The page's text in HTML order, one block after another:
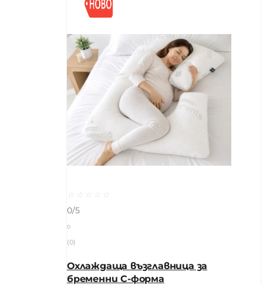
☆ ☆ ☆ ☆
☆
0/5
0
(0)
Охлаждаща възглавница за
бременни C-форма